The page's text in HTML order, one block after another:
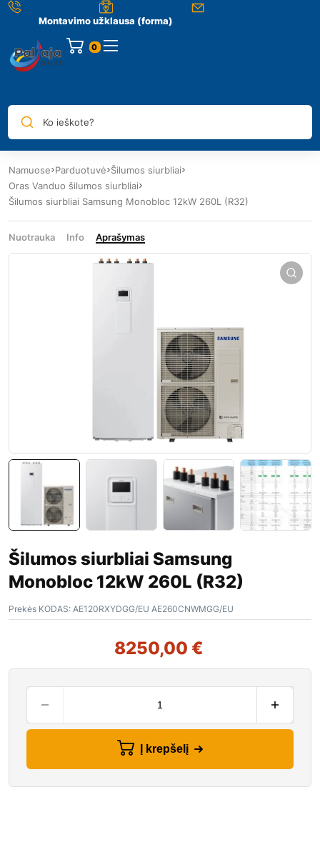
Montavimo užklausa (forma)
0
Ko ieškote?
Namuose Parduotuvė Šilumos siurbliai
Oras Vanduo šilumos siurbliai
Šilumos siurbliai Samsung Monobloc 12kW 260L (R32)
Nuotrauka Info Aprašymas
Šilumos siurbliai Samsung
Monobloc 12kW 260L (R32)
Prekės KODAS: AE120RXYDGG/EU AE260CNWMGG/EU
8250,00 €
Į krepšelį